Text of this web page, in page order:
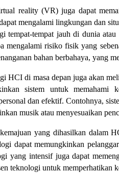
reality (VR) juga dapat
mengalami lingkungan dan
tempat-tempat jauh di dunia
mengalami risiko fisik yang
bahan berbahaya, yang
HCI di masa depan juga akan
sistem untuk memahami
dan efektif. Contohnya,
musik atau menyesuaikan
yang dihasilkan dalam
dapat memungkinkan
yang intensif juga dapat
teknologi untuk memperhatikan